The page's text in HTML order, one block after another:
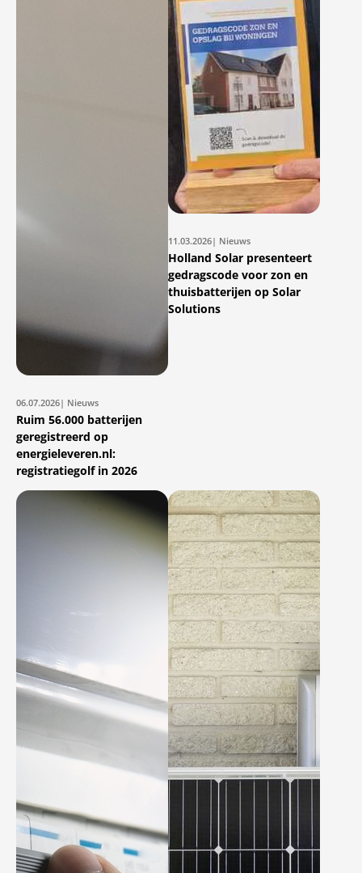
06.07.2026| Nieuws
Ruim 56.000 batterijen
geregistreerd op
energieleveren.nl:
registratiegolf in 2026
11.03.2026| Nieuws
Holland Solar presenteert
gedragscode voor zon en
thuisbatterijen op Solar
Solutions